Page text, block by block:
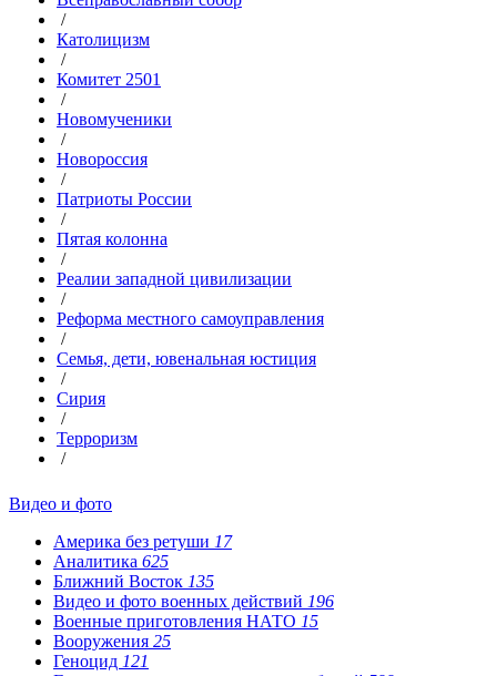
/
Католицизм
/
Комитет 2501
/
Новомученики
/
Новороссия
/
Патриоты России
/
Пятая колонна
/
Реалии западной цивилизации
/
Реформа местного самоуправления
/
Семья, дети, ювенальная юстиция
/
Сирия
/
Терроризм
/
Видео и фото
Америка без ретуши 17
Аналитика 625
Ближний Восток 135
Видео и фото военных действий 196
Военные приготовления НАТО 15
Вооружения 25
Геноцид 121